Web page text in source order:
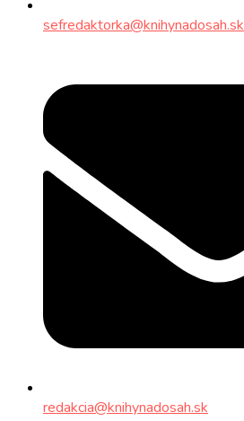
sefredaktorka@knihynadosah.sk
redakcia@knihynadosah.sk